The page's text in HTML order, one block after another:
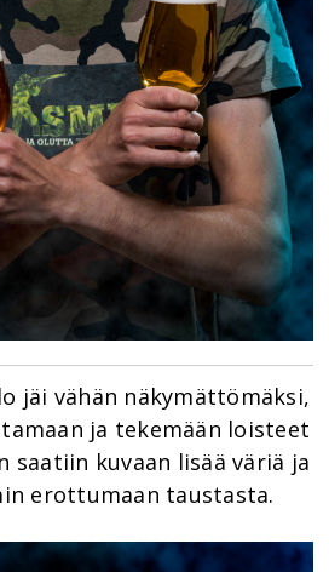
jäi vähän näkymättömäksi,
ja tekemään loisteet
saatiin kuvaan lisää väriä ja
erottumaan taustasta.